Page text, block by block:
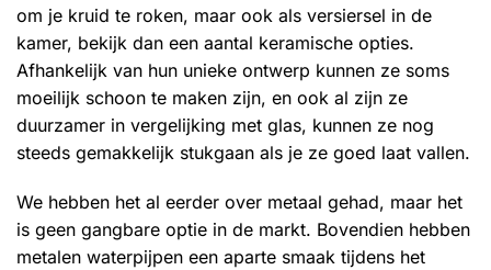
om je kruid te roken, maar ook als versiersel in de
kamer, bekijk dan een aantal keramische opties.
Afhankelijk van hun unieke ontwerp kunnen ze soms
moeilijk schoon te maken zijn, en ook al zijn ze
duurzamer in vergelijking met glas, kunnen ze nog
steeds gemakkelijk stukgaan als je ze goed laat vallen.
We hebben het al eerder over metaal gehad, maar het
is geen gangbare optie in de markt. Bovendien hebben
metalen waterpijpen een aparte smaak tijdens het